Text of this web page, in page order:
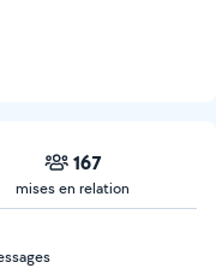
167
mises en relation